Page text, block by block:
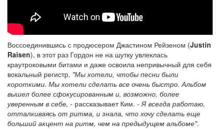
Воссоединившись с продюсером Джастином Рейзеном (Justin
Raisen), в этот раз Гордон не на шутку увлеклась
краутроковыми битами и даже освоила непривычный для себя
вокальный регистр. "Мы хотели, чтобы песни были
короткими. Мы хотели сделать все очень быстро. Альбом
вышел более сфокусированным и, возможно, более
уверенным в себе, - рассказывает Ким. -Я всегда работаю,
отталкиваясь от ритма, и знала, что хочу сделать еще
больший акцент на ритм, чем на предыдущем альбоме".